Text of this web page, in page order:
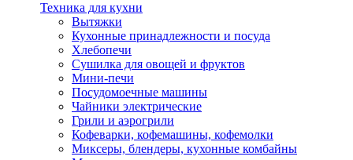
Техника для кухни
Вытяжки
Кухонные принадлежности и посуда
Хлебопечи
Сушилка для овощей и фруктов
Мини-печи
Посудомоечные машины
Чайники электрические
Грили и аэрогрили
Кофеварки, кофемашины, кофемолки
Миксеры, блендеры, кухонные комбайны